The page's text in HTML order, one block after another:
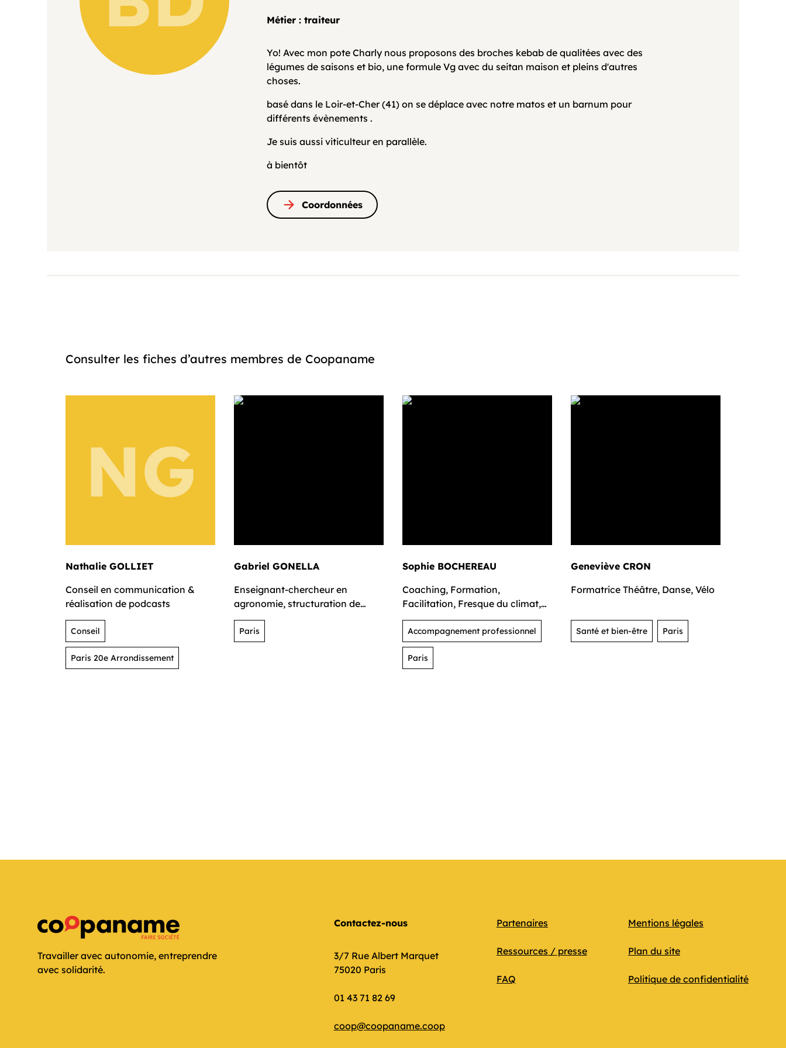
Actualités
Métier : traiteur
Yo! Avec mon pote Charly nous proposons des broches kebab de qualitées avec des
légumes de saisons et bio, une formule Vg avec du seitan maison et pleins d'autres
choses.
basé dans le Loir-et-Cher (41) on se déplace avec notre matos et un barnum pour
différents évènements .
Je suis aussi viticulteur en parallèle.
à bientôt
Coordonnées
Consulter les fiches d’autres membres de Coopaname
NG
Nathalie GOLLIET
Conseil en communication &
réalisation de podcasts
Conseil
Paris 20e Arrondissement
Gabriel GONELLA
Enseignant-chercheur en
agronomie, structuration de
filière de produits de la ruche
Paris
Sophie BOCHEREAU
Coaching, Formation,
Facilitation, Fresque du climat,
Fresque de la biodiversité
Accompagnement professionnel
Paris
Geneviève CRON
Formatrice Théâtre, Danse, Vélo
Santé et bien-être Paris
Travailler avec autonomie, entreprendre
avec solidarité.
Contactez-nous
3/7 Rue Albert Marquet
75020 Paris
01 43 71 82 69
coop@coopaname.coop
Partenaires
Ressources / presse
FAQ
Mentions légales
Plan du site
Politique de confidentialité